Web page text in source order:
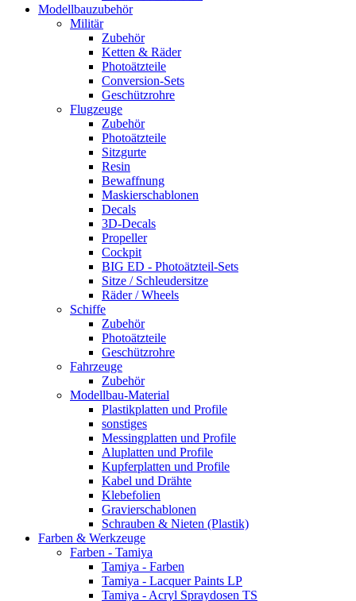
Modellbauzubehör
Militär
Zubehör
Ketten & Räder
Photoätzteile
Conversion-Sets
Geschützrohre
Flugzeuge
Zubehör
Photoätzteile
Sitzgurte
Resin
Bewaffnung
Maskierschablonen
Decals
3D-Decals
Propeller
Cockpit
BIG ED - Photoätzteil-Sets
Sitze / Schleudersitze
Räder / Wheels
Schiffe
Zubehör
Photoätzteile
Geschützrohre
Fahrzeuge
Zubehör
Modellbau-Material
Plastikplatten und Profile
sonstiges
Messingplatten und Profile
Aluplatten und Profile
Kupferplatten und Profile
Kabel und Drähte
Klebefolien
Gravierschablonen
Schrauben & Nieten (Plastik)
Farben & Werkzeuge
Farben - Tamiya
Tamiya - Farben
Tamiya - Lacquer Paints LP
Tamiya - Acryl Spraydosen TS